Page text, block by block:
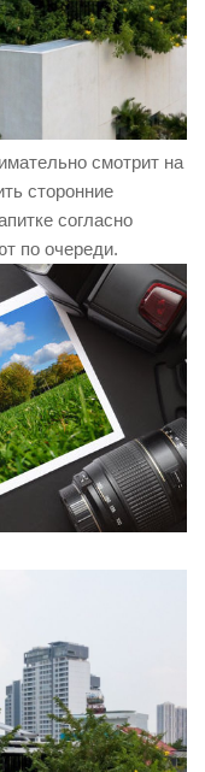
смотрит на
сторонние
согласно
по очереди.